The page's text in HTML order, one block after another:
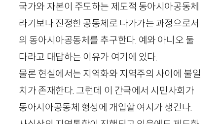
국가와 자본이 주도하는 제도적 동아시아공동체
라기보다 진정한 공동체로 다가가는 과정으로서
의 동아시아공동체 를 추구한다. 예와 아니오 둘
다라고 대답하는 이유가 여기에 있다.
물론 현실에서는 지역화와 지역주의 사이에 불일
치가 존재한다. 그런데 이 간극에서 시민사회가
동아시아공동체 형성에 개입할 여지가 생긴다.